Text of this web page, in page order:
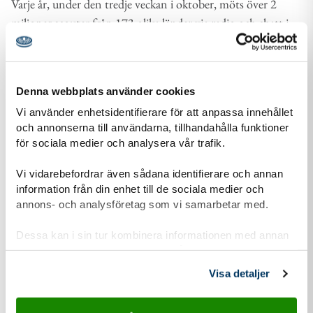
Denna webbplats använder cookies
Vi använder enhetsidentifierare för att anpassa innehållet
och annonserna till användarna, tillhandahålla funktioner
för sociala medier och analysera vår trafik.
Vi vidarebefordrar även sådana identifierare och annan
information från din enhet till de sociala medier och
annons- och analysföretag som vi samarbetar med.
Dessa kan i sin tur kombinera informationen med annan
information som du har tillhandahållit eller som de har
Visa detaljer
Varje år, under den tredje veckan i oktober, möts över 2
miljoner scouter från 173 olika länder via radio och chatt i
JOTA-JOTI. Under denna unika...
21 aug
Internationellt